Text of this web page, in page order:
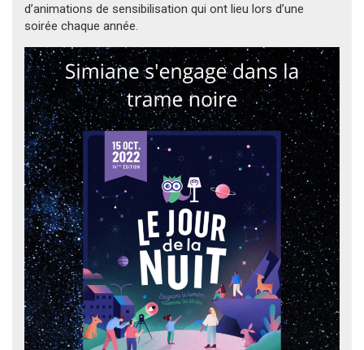
d’animations de sensibilisation qui ont lieu lors d’une
soirée chaque année.